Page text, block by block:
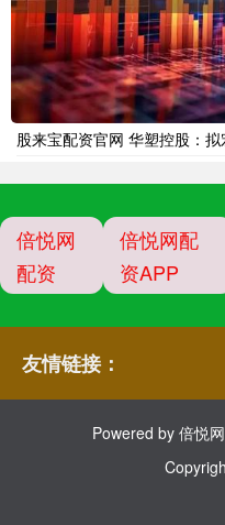
股来宝配资官网 华塑控股：
倍悦网
配资
倍悦网配
资APP
友情链接：
Powered by 倍悦